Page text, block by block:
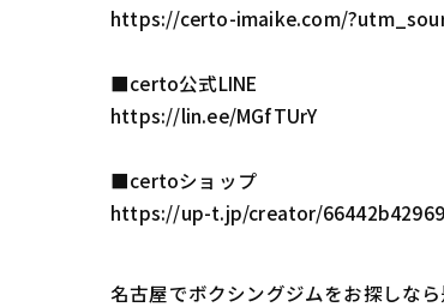
https://certo-imaike.com/
■certo公式LINE
https://lin.ee/MGfTUrY
■certoショップ
https://up-t.jp/creator/
名古屋でボクシングジムをお探しな